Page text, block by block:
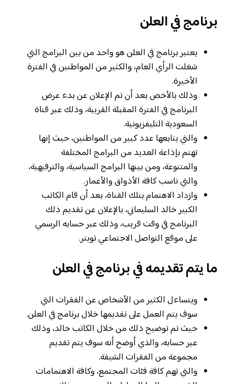
برنامج في العلن
يعتبر برنامج في العلن هو واحد من بين البرامج التي
شغلت الرأي العام، والكثير من المواطنين في الفترة
الأخيرة.
وذلك بالأخص بعد أن تم الإعلان عن بدء عرض
البرنامج في الفترة المقبلة القريبة، وذلك عبر قناة
السعودية التليفزيونية.
والتي يتابعها عدد كبير من المواطنين، حيث إنها
تهتم بإذاعة العديد من البرامج المختلفة
والمتنوعة، ومن بينها البرامج السياسية، والترفيهية،
والتي ناسب كافة الأذواق والأعمار.
وازداد الاهتمام بتلك القناة، بعد أن قام الكاتب
الكبير خالد السليماني، بالإعلان عن تقديم ذلك
البرنامج في وقت قريب، وذلك عبر حسابه الرسمي
على موقع التواصل الاجتماعي تويتر.
ما يتم تقديمه في برنامج في العلن
ويتساءل الكثير من الأشخاص عن الفقرات التي
سوف يتم العمل على تقديمها خلال برنامج في العلن.
حيث تم توضيح ذلك من خلال الكاتب خالد، وذلك
عبر حسابه، والذي أوضح أنه سوف يتم تقديم
مجموعة من الفقرات الشيقة.
والتي تهم كافة فئات المجتمع، وكافة الاهتمامات